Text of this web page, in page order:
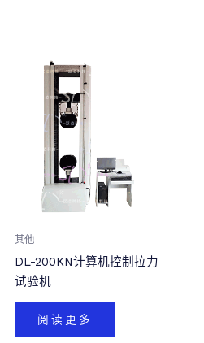
其他
DL-200KN计算机控制拉力
试验机
阅读更多